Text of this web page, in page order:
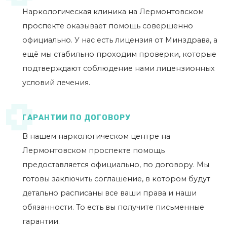
Наркологическая клиника на Лермонтовском
проспекте оказывает помощь совершенно
официально. У нас есть лицензия от Минздрава, а
ещё мы стабильно проходим проверки, которые
подтверждают соблюдение нами лицензионных
условий лечения.
ГАРАНТИИ ПО ДОГОВОРУ
В нашем наркологическом центре на
Лермонтовском проспекте помощь
предоставляется официально, по договору. Мы
готовы заключить соглашение, в котором будут
детально расписаны все ваши права и наши
обязанности. То есть вы получите письменные
гарантии.